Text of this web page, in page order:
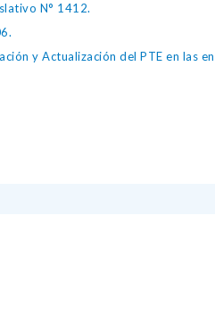
N° 1412.
y Actualización del PTE en las